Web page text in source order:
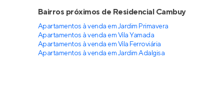
Bairros próximos de Residencial Cambuy
Apartamentos à venda em Jardim Primavera
Apartamentos à venda em Vila Yamada
Apartamentos à venda em Vila Ferroviária
Apartamentos à venda em Jardim Adalgisa